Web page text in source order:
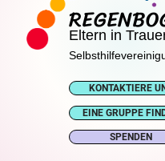
Eltern in
KONTAKTIERE
EINE GRUPPE
SPENDEN